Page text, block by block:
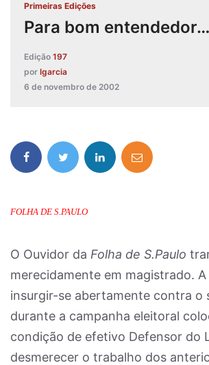
Primeiras Edições
Para bom entendedor…
Edição 197
por lgarcia
6 de novembro de 2002
FOLHA DE S.PAULO
O Ouvidor da Folha de S.Paulo
merecidamente em magistrado. A
insurgir-se abertamente contra o
durante a campanha eleitoral
condição de efetivo Defensor do
desmerecer o trabalho dos